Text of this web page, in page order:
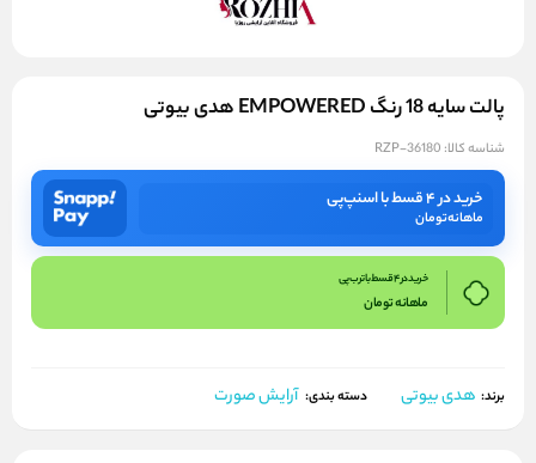
پالت سایه 18 رنگ EMPOWERED هدی بیوتی
شناسه کالا: RZP-36180
خرید در ۴ قسط با اسنپ‌پی
ماهانهتومان
خرید در 4 قسط با ترب پی
ماهانهتومان
برند: هدی بیوتی دسته بندی: آرایش صورت